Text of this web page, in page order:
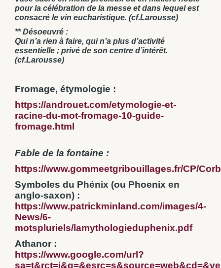
pour la célébration de la messe et dans lequel est
consacré le vin eucharistique. (cf.Larousse)
** Désoeuvré :
Qui n’a rien à faire, qui n’a plus d’activité
essentielle ; privé de son centre d’intérêt.
(cf.Larousse)
Fromage, étymologie :
https://androuet.com/etymologie-et-
racine-du-mot-fromage-10-guide-
fromage.html
Fable de la fontaine :
https://www.gommeetgribouillages.fr/CP/
Symboles du Phénix (ou Phoenix en
anglo-saxon) :
https://www.patrickminland.com/images/4-
News/6-
motspluriels/lamythologieduphenix.pdf
Athanor :
https://www.google.com/url?